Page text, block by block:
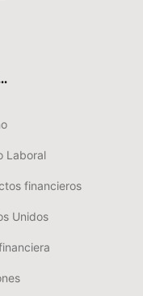
Laboral
financieros
Unidos